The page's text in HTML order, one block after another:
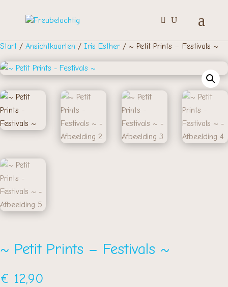
Start / Ansichtkaarten / Iris Esther / ~ Petit Prints – Festivals ~
~ Petit Prints – Festivals ~
€ 12,90